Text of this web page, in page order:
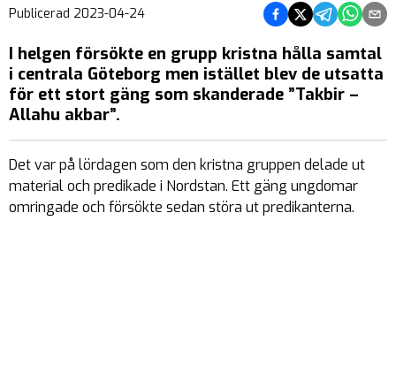
Publicerad 2023-04-24 Dela på Facebook
Dela på Twitter
Dela påDela på
Dela
I helgen försökte en grupp kristna hålla samtal
i centrala Göteborg men istället blev de utsatta
för ett stort gäng som skanderade ”Takbir –
Allahu akbar”.
Det var på lördagen som den kristna gruppen delade ut
material och predikade i Nordstan. Ett gäng ungdomar
omringade och försökte sedan störa ut predikanterna.